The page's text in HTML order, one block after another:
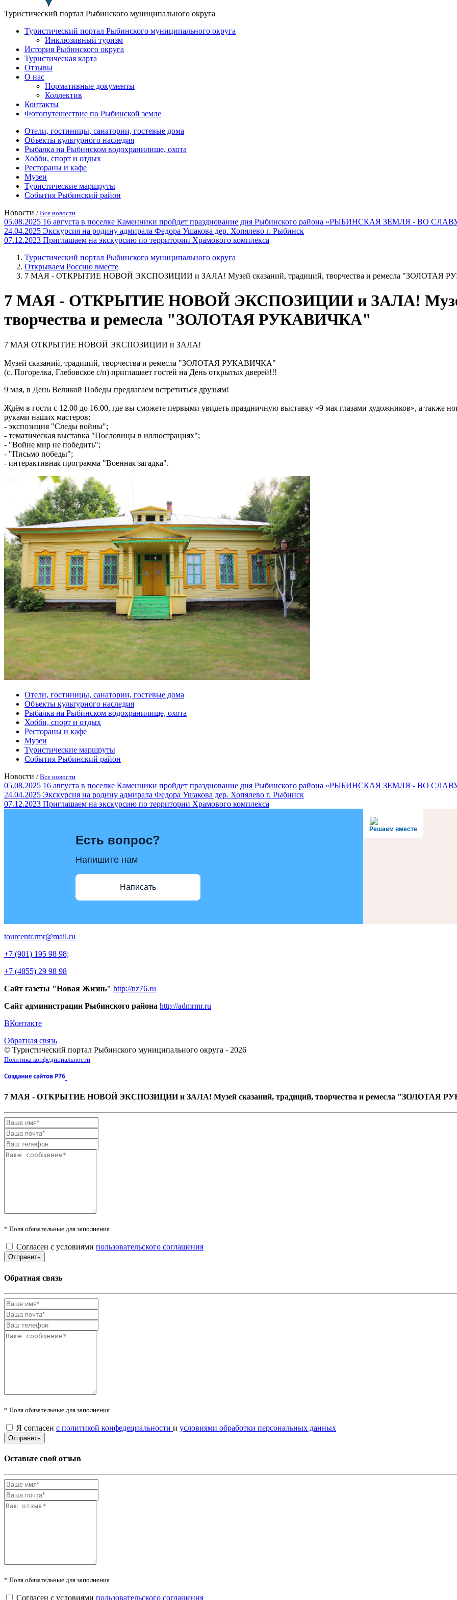
Туристический портал Рыбинского муниципального округа
Туристический портал Рыбинского муниципального округа
Инклюзивный туризм
История Рыбинского округа
Туристическая карта
Отзывы
О нас
Нормативные документы
Коллектив
Контакты
Фотопутешествие по Рыбинской земле
Отели, гостиницы, санатории, гостевые дома
Объекты культурного наследия
Рыбалка на Рыбинском водохранилище, охота
Хобби, спорт и отдых
Рестораны и кафе
Музеи
Туристические маршруты
События Рыбинский район
Новости / Все новости
05.08.2025 16 августа в поселке Каменники пройдет празднование дня Рыбинского района «РЫБИНСКАЯ ЗЕМЛЯ - ВО
24.04.2025 Экскурсия на родину адмирала Федора Ушакова дер. Хопялево г. Рыбинск
07.12.2023 Приглашаем на экскурсию по территории Храмового комплекса
Туристический портал Рыбинского муниципального округа
Открываем Россию вместе
7 МАЯ - ОТКРЫТИЕ НОВОЙ ЭКСПОЗИЦИИ и ЗАЛА! Музей сказаний, традиций, творчества и ремесла "ЗОЛОТАЯ
7 МАЯ - ОТКРЫТИЕ НОВОЙ ЭКСПОЗИЦИИ и ЗАЛА! Музей
творчества и ремесла "ЗОЛОТАЯ РУКАВИЧКА"
7 МАЯ ОТКРЫТИЕ НОВОЙ ЭКСПОЗИЦИИ и ЗАЛА!
Музей сказаний, традиций, творчества и ремесла "ЗОЛОТАЯ РУКАВИЧКА"
(с. Погорелка, Глебовское с/п) приглашает гостей на День открытых дверей!!!
9 мая, в День Великой Победы предлагаем встретиться друзьям!
Ждём в гости с 12.00 до 16.00, где вы сможете первыми увидеть праздничную выставку «9 мая глазами художников», а также
руками наших мастеров:
- экспозиция "Следы войны";
- тематическая выставка "Пословицы в иллюстрациях";
- "Войне мир не победить";
- "Письмо победы";
- интерактивная программа "Военная загадка".
Отели, гостиницы, санатории, гостевые дома
Объекты культурного наследия
Рыбалка на Рыбинском водохранилище, охота
Хобби, спорт и отдых
Рестораны и кафе
Музеи
Туристические маршруты
События Рыбинский район
Новости / Все новости
05.08.2025 16 августа в поселке Каменники пройдет празднование дня Рыбинского района «РЫБИНСКАЯ ЗЕМЛЯ - ВО
24.04.2025 Экскурсия на родину адмирала Федора Ушакова дер. Хопялево г. Рыбинск
07.12.2023 Приглашаем на экскурсию по территории Храмового комплекса
Решаем вместе
Есть вопрос?
Напишите нам
Написать
tourcentr.rmr@mail.ru
+7 (901) 195 98 98;
+7 (4855) 29 98 98
Сайт газеты "Новая Жизнь" http://nz76.ru
Сайт администрации Рыбинского района http://admrmr.ru
ВКонтакте
Обратная связь
© Туристический портал Рыбинского муниципального округа - 2026
Политика конфедициальности
7 МАЯ - ОТКРЫТИЕ НОВОЙ ЭКСПОЗИЦИИ и ЗАЛА! Музей сказаний, традиций, творчества и ремесла "ЗОЛОТАЯ
* Поля обязательные для заполнения
Согласен с условиями пользовательского соглашения
Обратная связь
* Поля обязательные для заполнения
Я согласен с политикой конфедециальности и условиями обработки персональных данных
Оставьте свой отзыв
* Поля обязательные для заполнения
Согласен с условиями пользовательского соглашения